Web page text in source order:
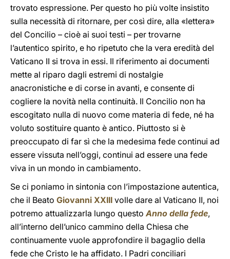
trovato espressione. Per questo ho più volte insistito
sulla necessità di ritornare, per così dire, alla «lettera»
del Concilio – cioè ai suoi testi – per trovarne
l’autentico spirito, e ho ripetuto che la vera eredità del
Vaticano II si trova in essi. Il riferimento ai documenti
mette al riparo dagli estremi di nostalgie
anacronistiche e di corse in avanti, e consente di
cogliere la novità nella continuità. Il Concilio non ha
escogitato nulla di nuovo come materia di fede, né ha
voluto sostituire quanto è antico. Piuttosto si è
preoccupato di far sì che la medesima fede continui ad
essere vissuta nell’oggi, continui ad essere una fede
viva in un mondo in cambiamento.
Se ci poniamo in sintonia con l’impostazione autentica,
che il Beato Giovanni XXIII volle dare al Vaticano II, noi
potremo attualizzarla lungo questoAnno della fede,
all’interno dell’unico cammino della Chiesa che
continuamente vuole approfondire il bagaglio della
fede che Cristo le ha affidato. I Padri conciliari